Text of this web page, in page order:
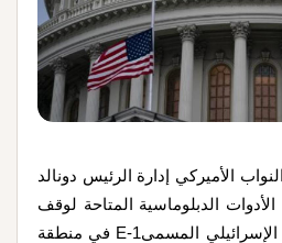
الأميركي إدارة الرئيس دونالد
الدبلوماسية المتاحة لوقف
مشروع البناء الاستعماري الإسرائيلي المسمىE-1 في منطقة